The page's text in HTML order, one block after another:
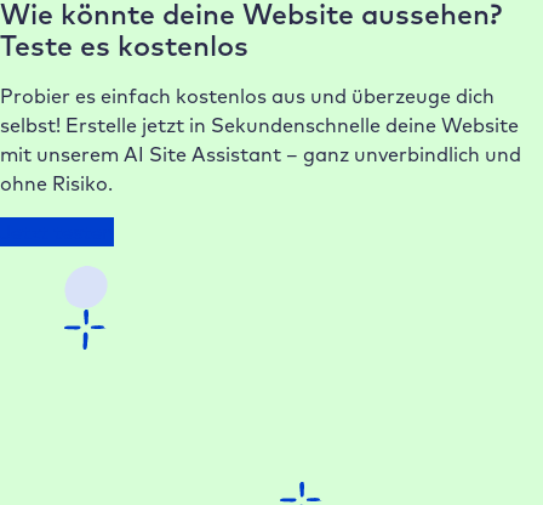
Wie könnte deine Website aussehen?
Teste es kostenlos
Probier es einfach kostenlos aus und überzeuge dich
selbst! Erstelle jetzt in Sekundenschnelle deine Website
mit unserem AI Site Assistant – ganz unverbindlich und
ohne Risiko.